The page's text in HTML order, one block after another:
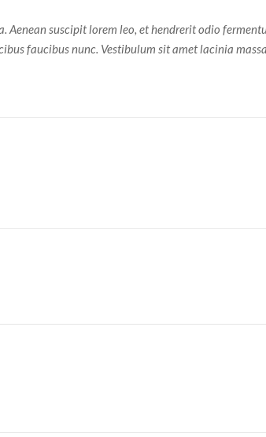
suscipit lorem leo, et hendrerit odio
faucibus nunc. Vestibulum sit amet lacinia massa